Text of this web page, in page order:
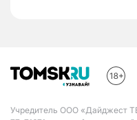
Учредитель ООО «Дайджест